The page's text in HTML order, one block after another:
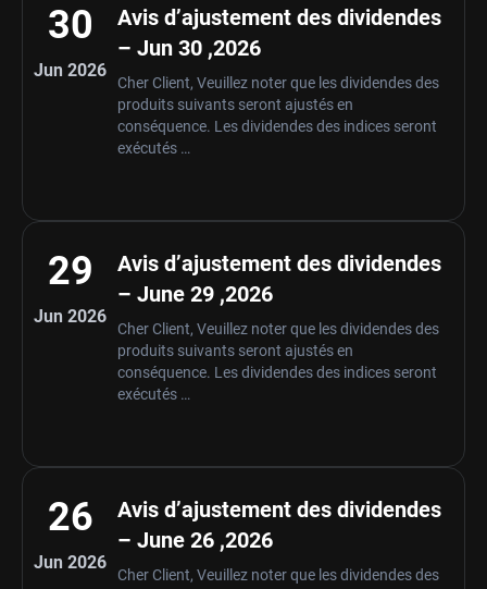
30
Jun 2026
Avis d’ajustement des dividendes
– Jun 30 ,2026
Cher Client, Veuillez noter que les dividendes des
produits suivants seront ajustés en
conséquence. Les dividendes des indices seront
exécutés …
29
Jun 2026
Avis d’ajustement des dividendes
– June 29 ,2026
Cher Client, Veuillez noter que les dividendes des
produits suivants seront ajustés en
conséquence. Les dividendes des indices seront
exécutés …
26
Jun 2026
Avis d’ajustement des dividendes
– June 26 ,2026
Cher Client, Veuillez noter que les dividendes des